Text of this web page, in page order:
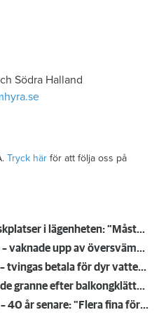
Södra Halland
Tryck här för att följa oss på
Så undviker du mögel – fyra riskplatser i lägenheten: ”Måste städa bort”
Satte på vattnet och somnade – vaknade upp av översvämning hos grannen
Rensade inte hålet i kylskåpet – tvingas betala för dyr vattenskada
Naken gängkriminell knivhotade granne efter balkongklättring
Kompisdealen blev verklighet – 40 år senare: "Flera fina fördelar med att dela bostad"